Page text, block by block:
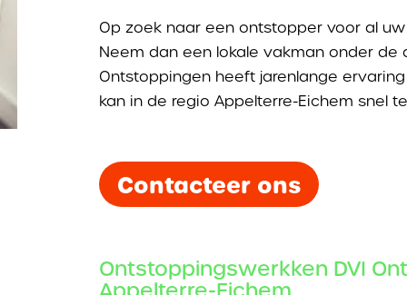
Op zoek naar een ontstopper voor al
Neem dan een lokale vakman onder de
Ontstoppingen heeft jarenlange
kan in de regio Appelterre-Eichem snel
Contacteer ons
Ontstoppingswerkken DVI
Appelterre-Eichem